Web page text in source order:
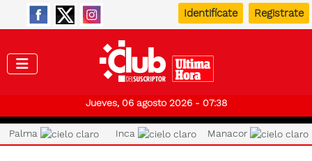
Identifícate Registrate
Jueves, 06 agosto 2026 - 07:38
Palma Inca Manacor